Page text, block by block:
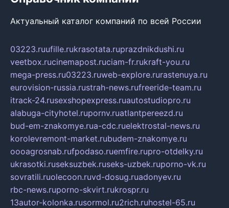
Актуальный каталог компаний по всей России
03223.ruufille.rukrasotata.ruprazdnikdushi.ru
veetbox.rucinemapost.ruciam-fr.rukraft-you.ru
mega-press.ru03223.ruweb-explore.rurastenuya.ru
eurovision-russia.rustrah-news.rufreeride-team.ru
itrack-24.rusexshopexpress.ruautostudiopro.ru
alabuga-cityhotel.rupornv.ruatlantpereezd.ru
bud-em-znakomye.rua-cdc.ruelektrostal-news.ru
korolevremont-market.rubudem-znakomye.ru
oooagrosnab.rufpodaso.ruemfire.rupro-otdelky.ru
ukrasotki.ruseksuzbek.ruseks-uzbek.ruporno-vk.ru
sovratili.ruolecoon.ruvd-dosug.ruadonyev.ru
rbc-news.ruporno-skvirt.rukrospr.ru
13autor-kolonka.rusormol.ru2rich.ruhostel-65.ru